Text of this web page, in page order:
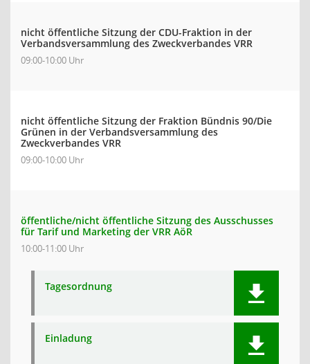
nicht öffentliche Sitzung der CDU-Fraktion in der
Verbandsversammlung des Zweckverbandes VRR
09:00-10:00 Uhr
nicht öffentliche Sitzung der Fraktion Bündnis 90/Die
Grünen in der Verbandsversammlung des
Zweckverbandes VRR
09:00-10:00 Uhr
öffentliche/nicht öffentliche Sitzung des Ausschusses
für Tarif und Marketing der VRR AöR
10:00-11:00 Uhr
Tagesordnung
Einladung